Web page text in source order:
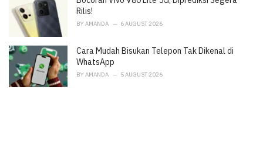
Rilis!
BY AMANDA 6 AUGUST 2026
Cara Mudah Bisukan Telepon Tak Dikenal di
WhatsApp
BY AMANDA 5 AUGUST 2026